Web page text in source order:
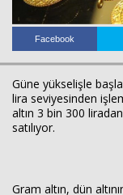
Facebook
Güne yükselişle
lira seviyesinden
altın 3 bin 300
satılıyor.
Gram altın, dün